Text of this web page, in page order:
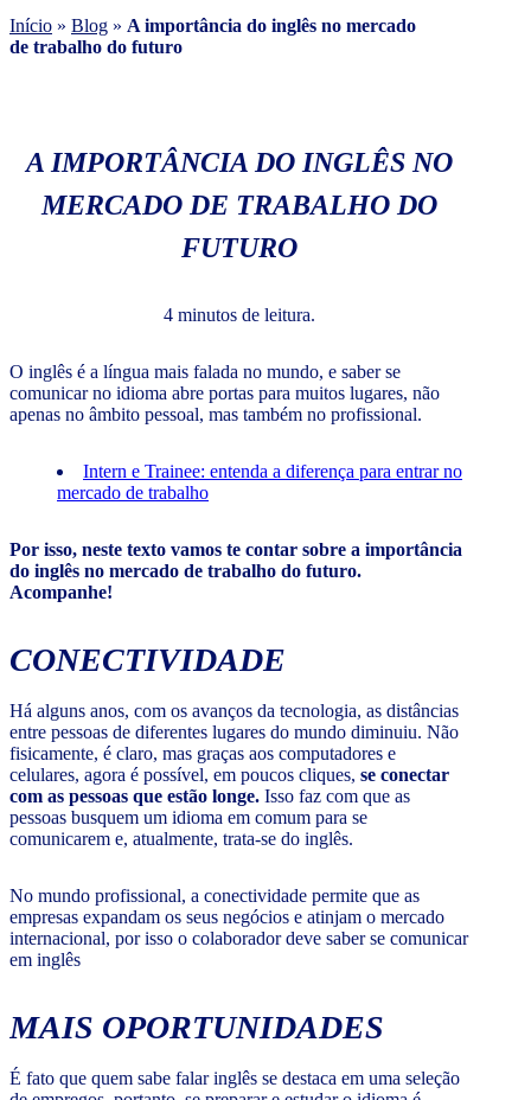
Início » Blog » A importância do inglês no mercado
de trabalho do futuro
A IMPORTÂNCIA DO INGLÊS NO
MERCADO DE TRABALHO DO
FUTURO
4 minutos de leitura.
O inglês é a língua mais falada no mundo, e saber se
comunicar no idioma abre portas para muitos lugares, não
apenas no âmbito pessoal, mas também no profissional.
Intern e Trainee: entenda a diferença para entrar no
mercado de trabalho
Por isso, neste texto vamos te contar sobre a importância
do inglês no mercado de trabalho do futuro.
Acompanhe!
CONECTIVIDADE
Há alguns anos, com os avanços da tecnologia, as distâncias
entre pessoas de diferentes lugares do mundo diminuiu. Não
fisicamente, é claro, mas graças aos computadores e
celulares, agora é possível, em poucos cliques, se conectar
com as pessoas que estão longe. Isso faz com que as
pessoas busquem um idioma em comum para se
comunicarem e, atualmente, trata-se do inglês.
No mundo profissional, a conectividade permite que as
empresas expandam os seus negócios e atinjam o mercado
internacional, por isso o colaborador deve saber se comunicar
em inglês
MAIS OPORTUNIDADES
É fato que quem sabe falar inglês se destaca em uma seleção